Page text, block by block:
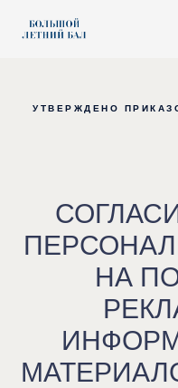
УТВЕРЖДЕНО
НА